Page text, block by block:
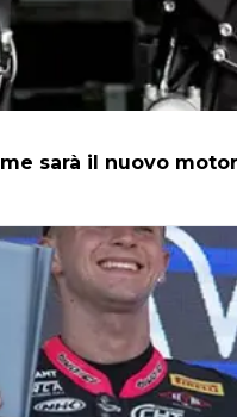
sarà il nuovo